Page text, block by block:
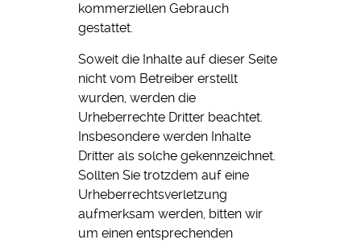
kommerziellen Gebrauch
gestattet.
Soweit die Inhalte auf dieser Seite
nicht vom Betreiber erstellt
wurden, werden die
Urheberrechte Dritter beachtet.
Insbesondere werden Inhalte
Dritter als solche gekennzeichnet.
Sollten Sie trotzdem auf eine
Urheberrechtsverletzung
aufmerksam werden, bitten wir
um einen entsprechenden